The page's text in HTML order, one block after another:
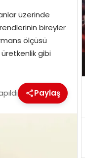
üzerinde
bireyler
ölçüsü
üretkenlik gibi
Paylaş